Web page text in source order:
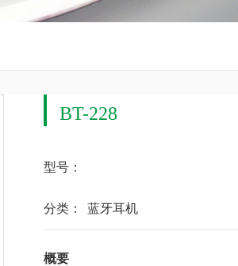
BT-228
型号：
分类： 蓝牙耳机
概要